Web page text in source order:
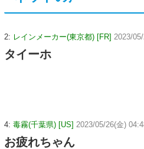
2: レインメーカー(東京都) [FR] 2023/
タイーホ
4: 毒霧(千葉県) [US] 2023/05/26(金)
お疲れちゃん